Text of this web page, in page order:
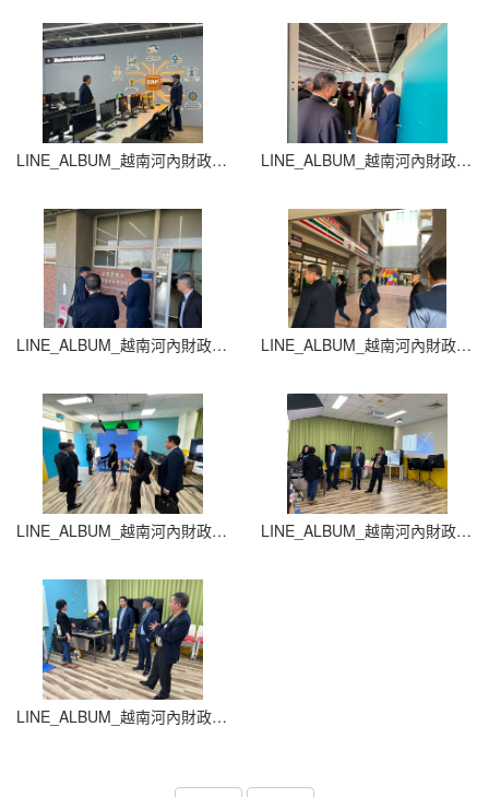
LINE_ALBUM_越南河內財政銀行大學_250709_7 LINE_ALBUM_越南河內財政銀行大學_250709_6
LINE_ALBUM_越南河內財政銀行大學_250709_5 LINE_ALBUM_越南河內財政銀行大學_250709_4
LINE_ALBUM_越南河內財政銀行大學_250709_3 LINE_ALBUM_越南河內財政銀行大學_250709_2
LINE_ALBUM_越南河內財政銀行大學_250709_1